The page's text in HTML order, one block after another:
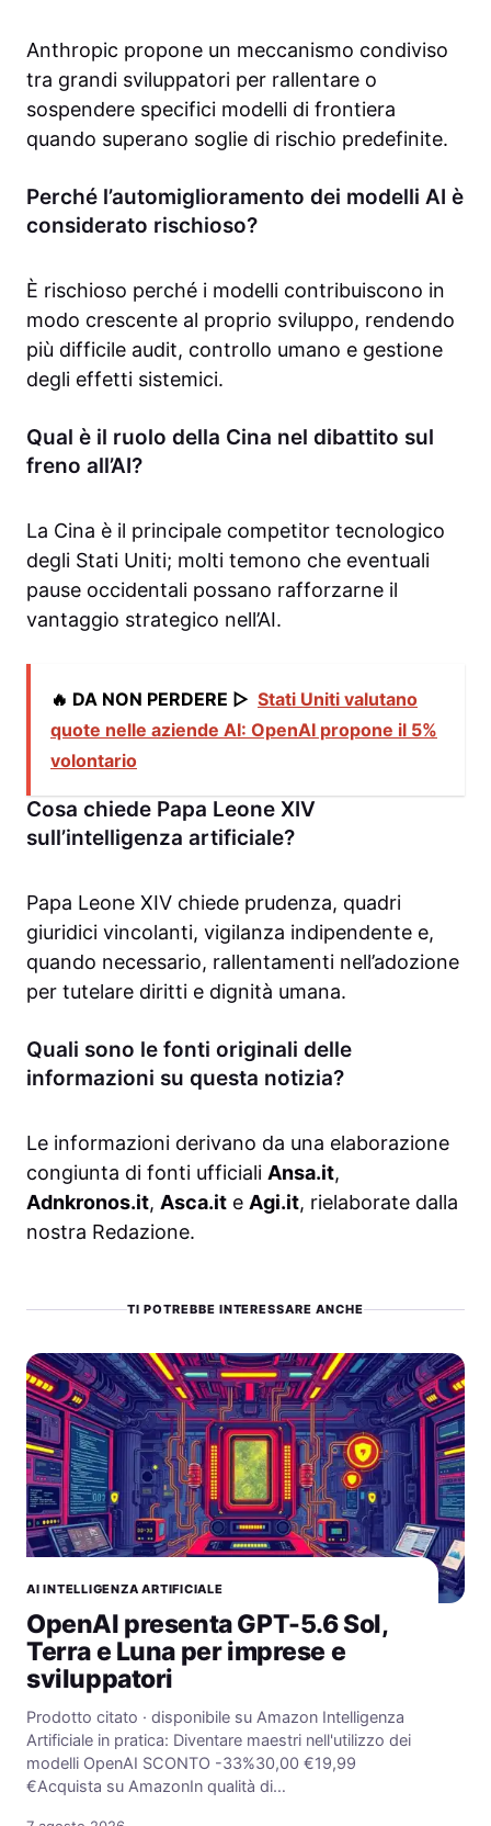
Anthropic propone un meccanismo condiviso
tra grandi sviluppatori per rallentare o
sospendere specifici modelli di frontiera
quando superano soglie di rischio predefinite.
Perché l’automiglioramento dei modelli AI è
considerato rischioso?
È rischioso perché i modelli contribuiscono in
modo crescente al proprio sviluppo, rendendo
più difficile audit, controllo umano e gestione
degli effetti sistemici.
Qual è il ruolo della Cina nel dibattito sul
freno all’AI?
La Cina è il principale competitor tecnologico
degli Stati Uniti; molti temono che eventuali
pause occidentali possano rafforzarne il
vantaggio strategico nell’AI.
🔥 DA NON PERDERE ▷ Stati Uniti valutano
quote nelle aziende AI: OpenAI propone il 5%
volontario
Cosa chiede Papa Leone XIV
sull’intelligenza artificiale?
Papa Leone XIV chiede prudenza, quadri
giuridici vincolanti, vigilanza indipendente e,
quando necessario, rallentamenti nell’adozione
per tutelare diritti e dignità umana.
Quali sono le fonti originali delle
informazioni su questa notizia?
Le informazioni derivano da una elaborazione
congiunta di fonti ufficiali Ansa.it,
Adnkronos.it, Asca.it e Agi.it, rielaborate dalla
nostra Redazione.
TI POTREBBE INTERESSARE ANCHE
AI INTELLIGENZA ARTIFICIALE
OpenAI presenta GPT-5.6 Sol,
Terra e Luna per imprese e
sviluppatori
Prodotto citato · disponibile su Amazon Intelligenza
Artificiale in pratica: Diventare maestri nell'utilizzo dei
modelli OpenAI SCONTO -33%30,00 €19,99
€Acquista su AmazonIn qualità di…